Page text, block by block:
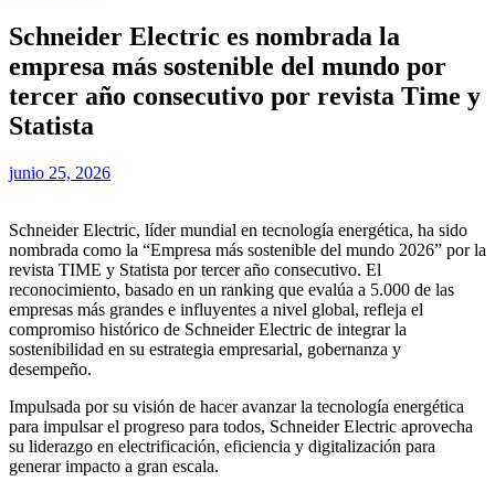
Schneider Electric es nombrada la
empresa más sostenible del mundo por
tercer año consecutivo por revista Time y
Statista
junio 25, 2026
Schneider Electric, líder mundial en tecnología energética, ha sido
nombrada como la “Empresa más sostenible del mundo 2026” por la
revista TIME y Statista por tercer año consecutivo. El
reconocimiento, basado en un ranking que evalúa a 5.000 de las
empresas más grandes e influyentes a nivel global, refleja el
compromiso histórico de Schneider Electric de integrar la
sostenibilidad en su estrategia empresarial, gobernanza y
desempeño.
Impulsada por su visión de hacer avanzar la tecnología energética
para impulsar el progreso para todos, Schneider Electric aprovecha
su liderazgo en electrificación, eficiencia y digitalización para
generar impacto a gran escala.